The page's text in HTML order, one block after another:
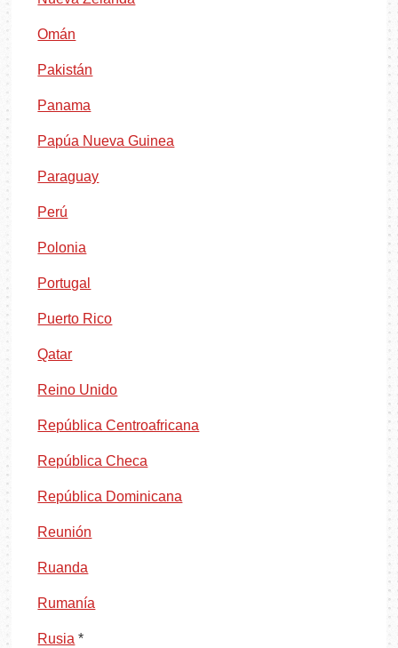
Omán
Pakistán
Panama
Papúa Nueva Guinea
Paraguay
Perú
Polonia
Portugal
Puerto Rico
Qatar
Reino Unido
República Centroafricana
República Checa
República Dominicana
Reunión
Ruanda
Rumanía
Rusia *